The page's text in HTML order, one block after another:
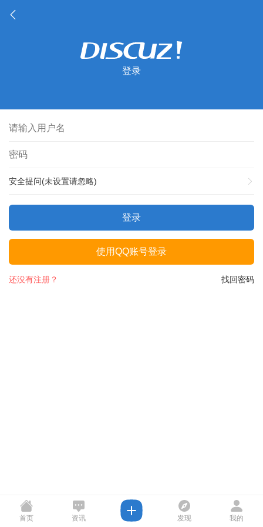
登录
安全提问(未设置请忽略)
登录
使用QQ账号登录
找回密码
还没有注册？
首页 资讯 发现 我的